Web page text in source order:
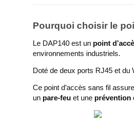
Pourquoi choisir le
Le DAP140 est un point
environnements industriels.
Doté de deux ports RJ45 et du
Ce point d’accès sans fil
un pare-feu et une prévention